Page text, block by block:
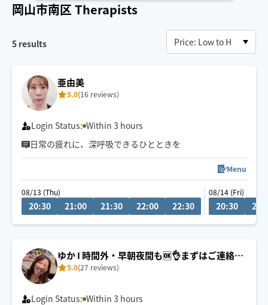
岡山市南区Therapists
5 results
亜由美
5.0(16 reviews)
Login Status: Within 3 hours
日常の疲れに、深呼吸できるひとときを
Menu
08/13 (Thu)
20:30 21:00 21:30 22:00 22:30
08/14 (Fri)
20:30
ゆか I 時間外・早朝夜間も🆗👌まずはご連絡く
ださい☺️
5.0(27 reviews)
Login Status: Within 3 hours